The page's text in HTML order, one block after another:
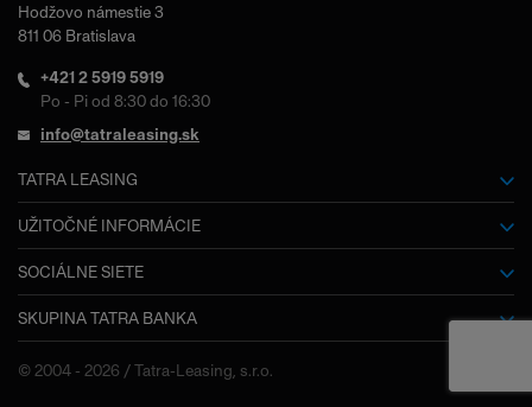
Hodžovo námestie 3
811 06 Bratislava
+421 2 5919 5919
Po - Pi od 8:30 do 16:30
info@tatraleasing.sk
TATRA LEASING
O nás
Kariéra
Výročné správy
Kontakty
UŽITOČNÉ INFORMÁCIE
Slovník pojmov
Dokumenty na stiahnutie
Často kladené otázky
SOCIÁLNE SIETE
Facebook
SKUPINA TATRA BANKA
Tatra banka
© 2004 - 2026 / Tatra-Leasing, s.r.o.